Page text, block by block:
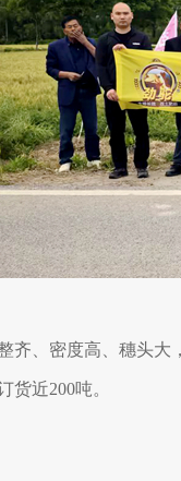
齐、密度高、穗头
近200吨。